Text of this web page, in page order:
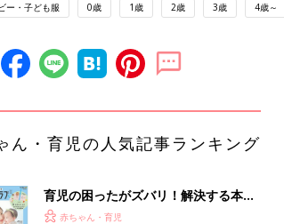
ー・子ども服 0歳 1歳 2歳 3歳 4歳～
ん・育児の人気記事ランキング
育児の困ったがズバリ！解決する本
『ひよこクラブ 夏号』 4カ月～2才
赤ちゃん・育児